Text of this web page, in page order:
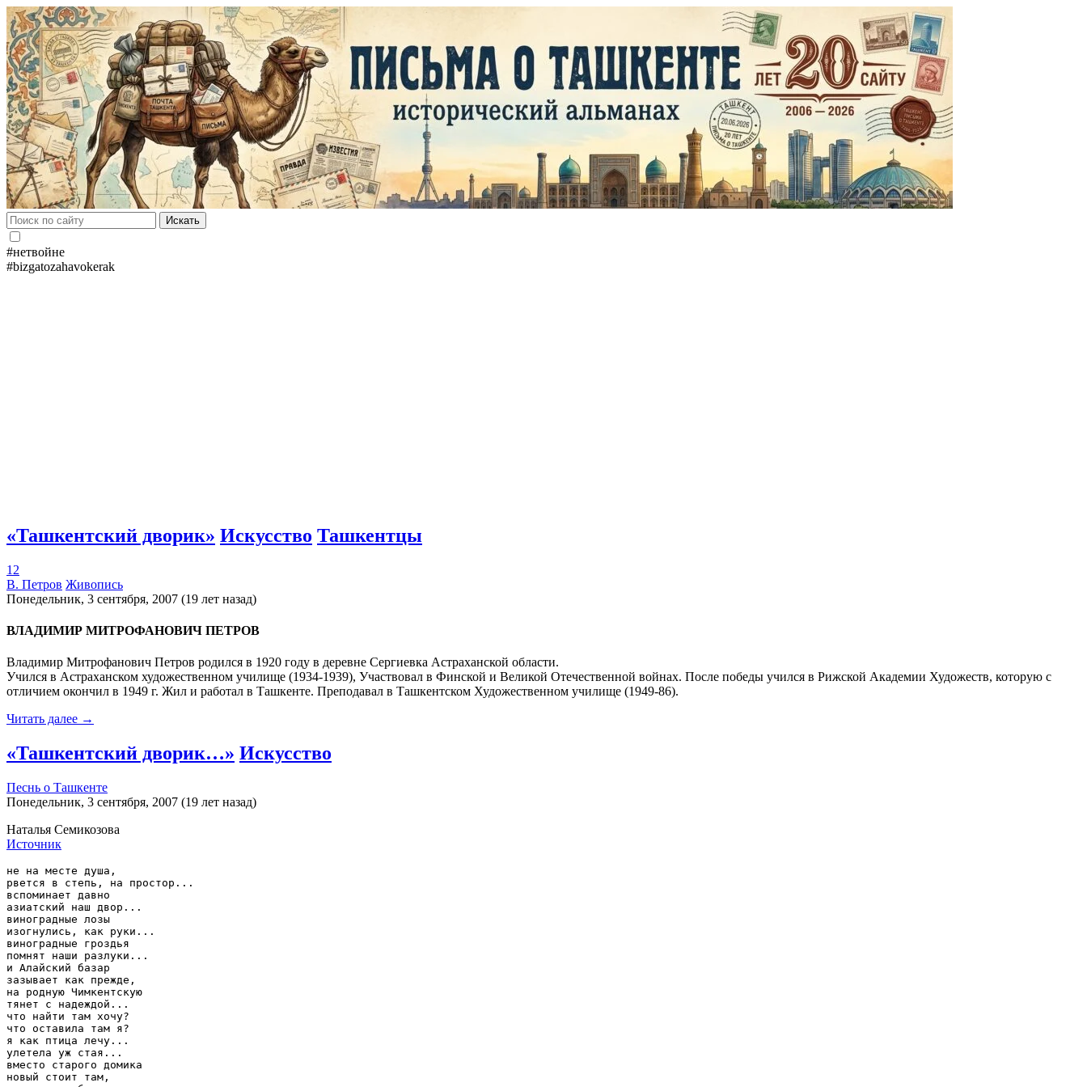
Искать
#нетвойне
#bizgatozahavokerak
«Ташкентский дворик» Искусство Ташкентцы
12
В. Петров Живопись
Понедельник, 3 сентября, 2007 (19 лет назад)
ВЛАДИМИР МИТРОФАНОВИЧ ПЕТРОВ
Владимир Митрофанович Петров родился в 1920 году в деревне Сергиевка Астраханской области.
Учился в Астраханском художественном училище (1934-1939), Участвовал в Финской и Великой Отечественной войнах. После победы учился в Рижской Академии Художеств, которую с
отличием окончил в 1949 г. Жил и работал в Ташкенте. Преподавал в Ташкентском Художественном училище (1949-86).
Читать далее →
«Ташкентский дворик…» Искусство
Песнь о Ташкенте
Понедельник, 3 сентября, 2007 (19 лет назад)
Наталья Семикозова
Источник
не на месте душа,
рвется в степь, на простор...
вспоминает давно
азиатский наш двор...
виноградные лозы
изогнулись, как руки...
виноградные гроздья
помнят наши разлуки...
и Алайский базар
зазывает как прежде,
на родную Чимкентскую
тянет с надеждой...
что найти там хочу?
что оставила там я?
я как птица лечу...
улетела уж стая...
вместо старого домика
новый стоит там,